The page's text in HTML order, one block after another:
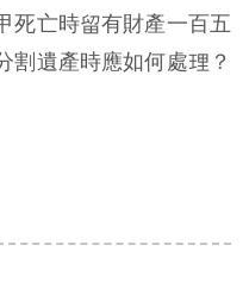
死亡時留有財產一百五
割遺產時應如何處理？